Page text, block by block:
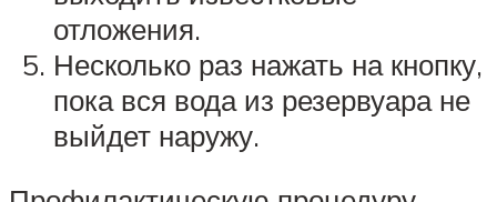
отложения.
Несколько раз нажать на кнопку,
пока вся вода из резервуара не
выйдет наружу.